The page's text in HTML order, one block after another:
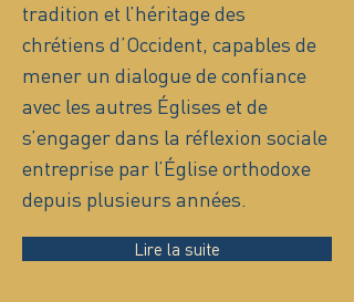
tradition et l’héritage des
chrétiens d’Occident, capables de
mener un dialogue de confiance
avec les autres Églises et de
s’engager dans la réflexion sociale
entreprise par l’Église orthodoxe
depuis plusieurs années.
Lire la suite